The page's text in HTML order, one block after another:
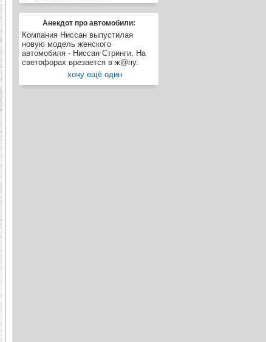
Анекдот про автомобили:
Компания Ниссан выпустилая
новую модель женского
автомобиля - Ниссан Стринги. На
светофорах врезается в ж@пу.
хочу ещё один